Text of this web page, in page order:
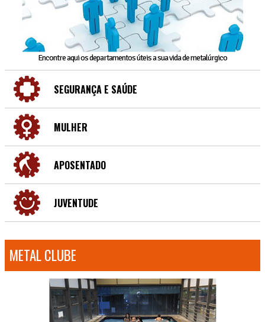
Encontre aqui os departamentos úteis a sua vida de metalúrgico
SEGURANÇA E SAÚDE
MULHER
APOSENTADO
JUVENTUDE
METAL CLUBE